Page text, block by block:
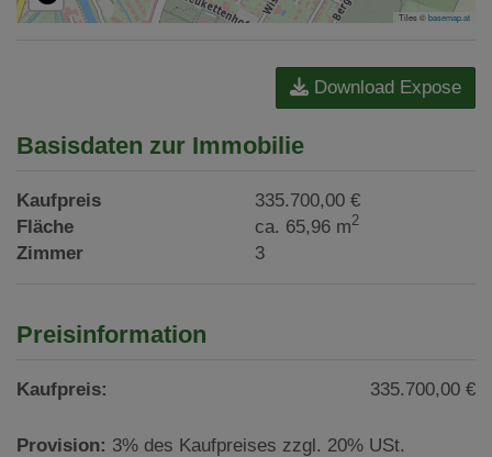
Tiles ©basemap.at
Download Expose
Basisdaten zur Immobilie
Kaufpreis
335.700,00 €
Fläche
ca. 65,96 m2
Zimmer 3
Preisinformation
Kaufpreis: 335.700,00 €
Provision: 3% des Kaufpreises zzgl. 20% USt.